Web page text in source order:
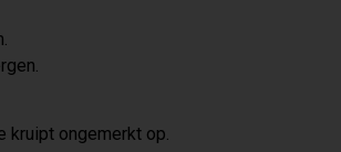
kruipt ongemerkt op.